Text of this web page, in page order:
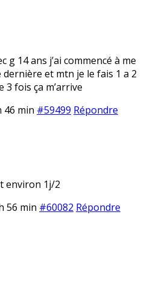
g 14 ans j’ai commencé à me
dernière et mtn je le fais 1 a 2
fois ça m’arrive
46 min #59499 Répondre
environ 1j/2
56 min #60082 Répondre